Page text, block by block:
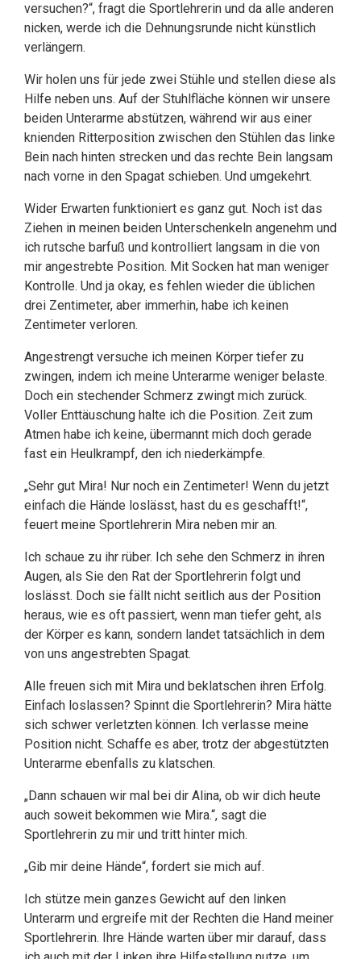
versuchen?“, fragt die Sportlehrerin und da alle anderen
nicken, werde ich die Dehnungsrunde nicht künstlich
verlängern.
Wir holen uns für jede zwei Stühle und stellen diese als
Hilfe neben uns. Auf der Stuhlfläche können wir unsere
beiden Unterarme abstützen, während wir aus einer
knienden Ritterposition zwischen den Stühlen das linke
Bein nach hinten strecken und das rechte Bein langsam
nach vorne in den Spagat schieben. Und umgekehrt.
Wider Erwarten funktioniert es ganz gut. Noch ist das
Ziehen in meinen beiden Unterschenkeln angenehm und
ich rutsche barfuß und kontrolliert langsam in die von
mir angestrebte Position. Mit Socken hat man weniger
Kontrolle. Und ja okay, es fehlen wieder die üblichen
drei Zentimeter, aber immerhin, habe ich keinen
Zentimeter verloren.
Angestrengt versuche ich meinen Körper tiefer zu
zwingen, indem ich meine Unterarme weniger belaste.
Doch ein stechender Schmerz zwingt mich zurück.
Voller Enttäuschung halte ich die Position. Zeit zum
Atmen habe ich keine, übermannt mich doch gerade
fast ein Heulkrampf, den ich niederkämpfe.
„Sehr gut Mira! Nur noch ein Zentimeter! Wenn du jetzt
einfach die Hände loslässt, hast du es geschafft!“,
feuert meine Sportlehrerin Mira neben mir an.
Ich schaue zu ihr rüber. Ich sehe den Schmerz in ihren
Augen, als Sie den Rat der Sportlehrerin folgt und
loslässt. Doch sie fällt nicht seitlich aus der Position
heraus, wie es oft passiert, wenn man tiefer geht, als
der Körper es kann, sondern landet tatsächlich in dem
von uns angestrebten Spagat.
Alle freuen sich mit Mira und beklatschen ihren Erfolg.
Einfach loslassen? Spinnt die Sportlehrerin? Mira hätte
sich schwer verletzten können. Ich verlasse meine
Position nicht. Schaffe es aber, trotz der abgestützten
Unterarme ebenfalls zu klatschen.
„Dann schauen wir mal bei dir Alina, ob wir dich heute
auch soweit bekommen wie Mira.“, sagt die
Sportlehrerin zu mir und tritt hinter mich.
„Gib mir deine Hände“, fordert sie mich auf.
Ich stütze mein ganzes Gewicht auf den linken
Unterarm und ergreife mit der Rechten die Hand meiner
Sportlehrerin. Ihre Hände warten über mir darauf, dass